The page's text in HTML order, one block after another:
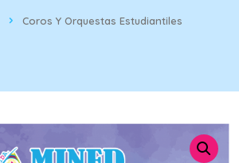
Coros Y Orquestas Estudiantiles